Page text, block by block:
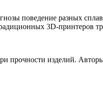
поведение разных
3D-принтеров
прочности изделий.